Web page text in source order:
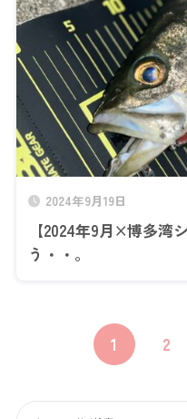
2024年9月19日
【2024年9月×博多
う・・。
1 2